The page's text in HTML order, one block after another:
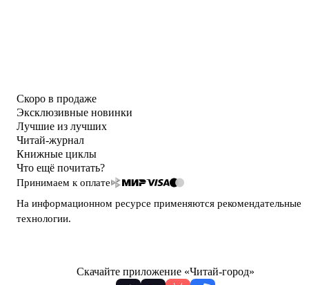
Скоро в продаже
Эксклюзивные новинки
Лучшие из лучших
Читай-журнал
Книжные циклы
Что ещё почитать?
Принимаем к оплате
На информационном ресурсе применяются рекомендательные
технологии.
Скачайте приложение «Читай-город»